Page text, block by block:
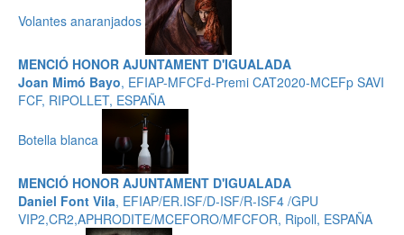
Volantes anaranjados
MENCIÓ HONOR AJUNTAMENT D'IGUALADA
Joan Mimó Bayo, EFIAP-MFCFd-Premi CAT2020-MCEFp SAVI
FCF, RIPOLLET, ESPAÑA
Botella blanca
MENCIÓ HONOR AJUNTAMENT D'IGUALADA
Daniel Font Vila, EFIAP/ER.ISF/D-ISF/R-ISF4 /GPU
VIP2,CR2,APHRODITE/MCEFORO/MFCFOR, Ripoll, ESPAÑA